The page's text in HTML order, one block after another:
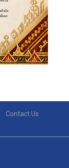
Contact Us